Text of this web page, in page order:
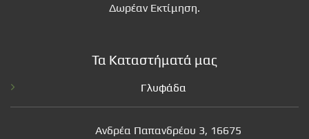
Δωρέαν Εκτίμηση.
Τα Καταστήματά μας
Γλυφάδα
Ανδρέα Παπανδρέου 3, 16675